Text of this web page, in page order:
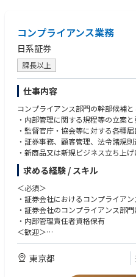
コンプライアンス業務
日系証券
課長以上
仕事内容
コンプライアンス部門の幹部候補
・内部管理に関する規程等の立案
・監督官庁・協会等に対する各種
・証券事務、顧客管理、法令諸規
・新商品又は新規ビジネス立ち上
・営業考査、広告審査、不公正取引
管理その他の証券モニタリング
・顧客又は役職員等に係る紛争や事
求める経験 / スキル
＜必須＞
・証券会社におけるコンプライア
・証券会社のコンプライアンス部
・内部管理責任者資格保有
＜歓迎＞
・英語力（中級以上）
・宅地建物取引士、貸金業務取扱
東京都